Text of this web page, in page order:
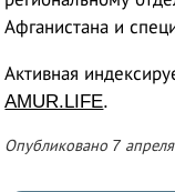
Афганистана и
Активная
AMUR.LIFE.
Опубликовано 7